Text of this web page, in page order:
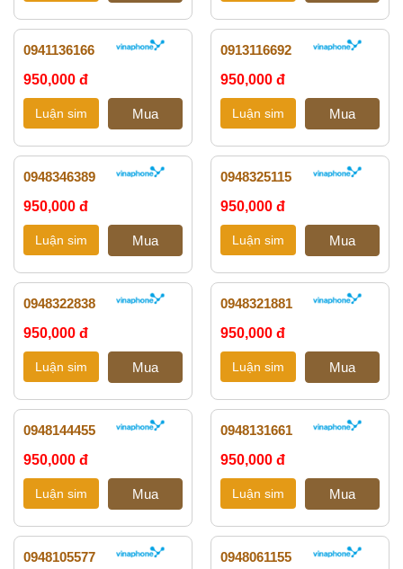
0941136166
950,000 đ
0913116692
950,000 đ
0948346389
950,000 đ
0948325115
950,000 đ
0948322838
950,000 đ
0948321881
950,000 đ
0948144455
950,000 đ
0948131661
950,000 đ
0948105577
0948061155